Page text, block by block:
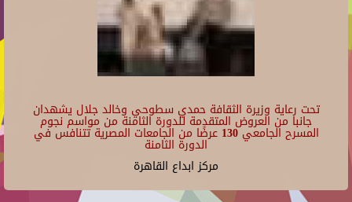
تحت رعاية وزيرة الثقافة حمدي سطوحي وخالد جلال يشهدان
جانبا من العروض المتقدمة للدورة الثامنة من مواسم نجوم
المسرح الجامعي 130 عرضًا من الجامعات المصرية تتنافس في
الدورة الثامنة
مركز ابداع القاهرة